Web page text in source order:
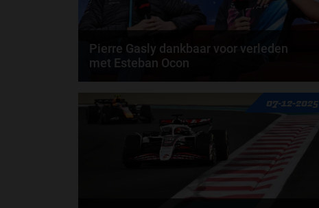
Pierre Gasly dankbaar voor verleden
met Esteban Ocon
Pierre Gasly en Esteban Ocon zijn twee coureurs met
een rommelig verleden. Zo zijn de twee Fransen...
Elvira Kieboom
07-12-2025